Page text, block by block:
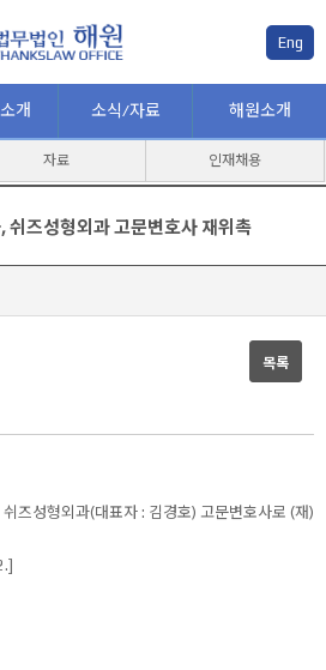
Eng
개 소식/자료
자료 인재채용
해원소개
쉬즈성형외과 고문변호사 재위촉
목록
즈성형외과(대표자 : 김경호) 고문변호사로 (재)